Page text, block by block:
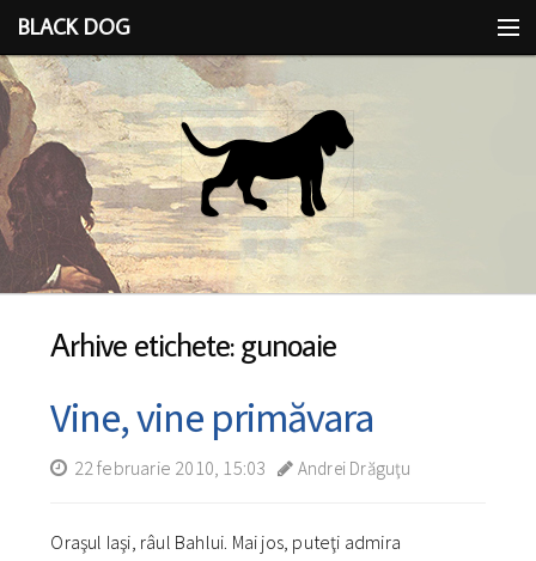
BLACK DOG
IDEEA
CU LIMBA SCOASĂ
Arhive etichete: gunoaie
Vine, vine primăvara
22 februarie 2010, 15:03 Andrei Drăguţu
Oraşul Iaşi, râul Bahlui. Mai jos, puteţi admira